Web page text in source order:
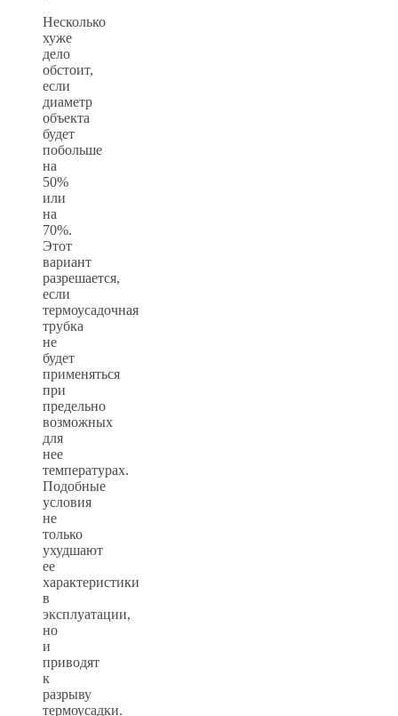
Несколько
хуже
дело
обстоит,
если
диаметр
объекта
будет
побольше
на
50%
или
на
70%.
Этот
вариант
разрешается,
если
термоусадочная
трубка
не
будет
применяться
при
предельно
возможных
для
нее
температурах.
Подобные
условия
не
только
ухудшают
ее
характеристики
в
эксплуатации,
но
и
приводят
к
разрыву
термоусадки.